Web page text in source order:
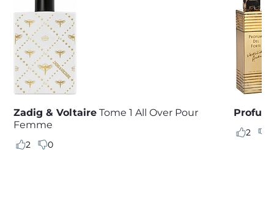
Zadig & Voltaire Tome 1 All Over Pour
Femme
2 0
2